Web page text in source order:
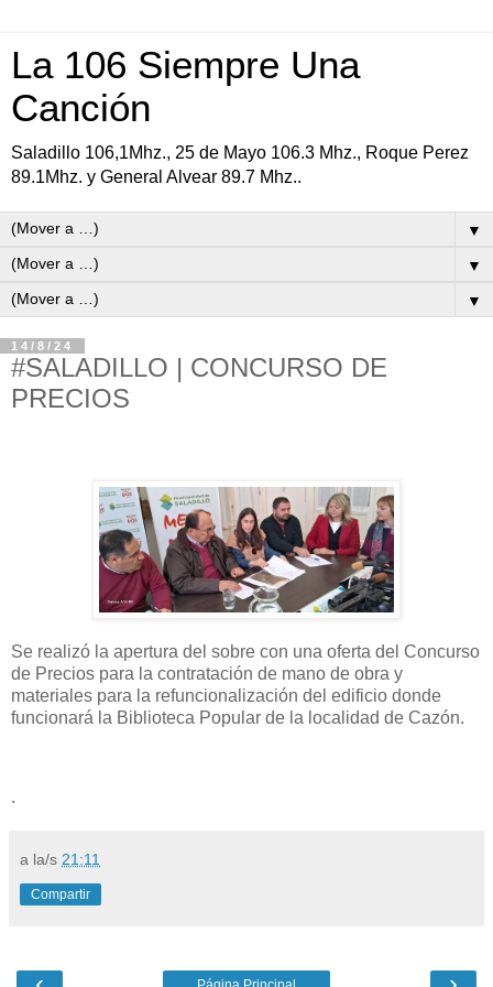
La 106 Siempre Una
Canción
Saladillo 106,1Mhz., 25 de Mayo 106.3 Mhz., Roque Perez
89.1Mhz. y General Alvear 89.7 Mhz..
▼
▼
▼
14/8/24
#SALADILLO | CONCURSO DE
PRECIOS
Se realizó la apertura del sobre con una oferta del Concurso
de Precios para la contratación de mano de obra y
materiales para la refuncionalización del edificio donde
funcionará la Biblioteca Popular de la localidad de Cazón.
.
a la/s 21:11
Compartir